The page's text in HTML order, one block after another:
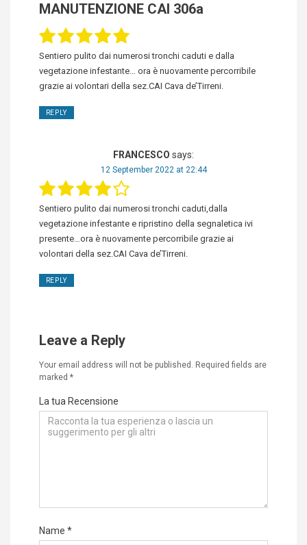
MANUTENZIONE CAI 306a
Sentiero pulito dai numerosi tronchi caduti e dalla
vegetazione infestante… ora è nuovamente percorribile
grazie ai volontari della sez.CAI Cava de’Tirreni.
REPLY
FRANCESCO says:
12 September 2022 at 22:44
Sentiero pulito dai numerosi tronchi caduti,dalla
vegetazione infestante e ripristino della segnaletica ivi
presente…ora è nuovamente percorribile grazie ai
volontari della sez.CAI Cava de’Tirreni.
REPLY
Leave a Reply
Your email address will not be published. Required fields are
marked *
La tua Recensione
Name *